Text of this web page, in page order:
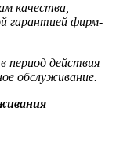
качества,
гарантией фирм-
период действия
обслуживание.